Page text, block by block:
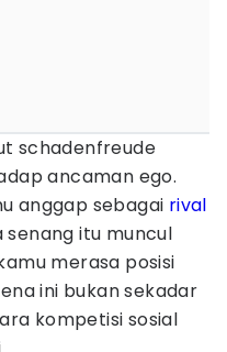
schadenfreude
ancaman ego.
anggap sebagai rival
senang itu muncul
merasa posisi
ini bukan sekadar
kompetisi sosial